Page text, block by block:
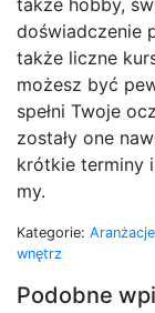
doświadczenie
także liczne
możesz być
spełni Twoje
zostały one
krótkie terminy
my.
Kategorie: Aranżacje
wnętrz
Podobne